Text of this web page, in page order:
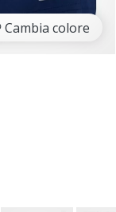
Cambia colore